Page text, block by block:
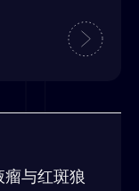
瘤与红斑狼